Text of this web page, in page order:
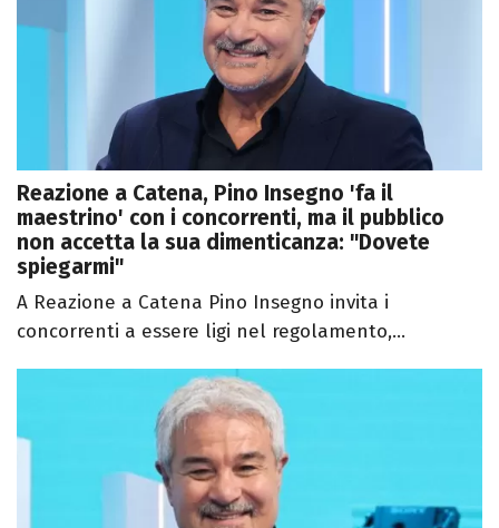
Reazione a Catena, Pino Insegno 'fa il
maestrino' con i concorrenti, ma il pubblico
non accetta la sua dimenticanza: "Dovete
spiegarmi"
A Reazione a Catena Pino Insegno invita i
concorrenti a essere ligi nel regolamento,...